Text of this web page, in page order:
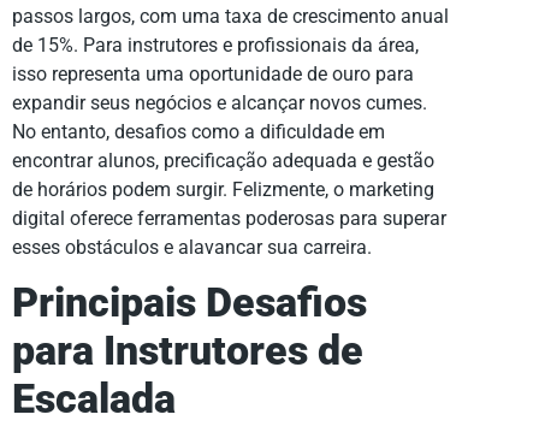
passos largos, com uma taxa de crescimento anual
de 15%. Para instrutores e profissionais da área,
isso representa uma oportunidade de ouro para
expandir seus negócios e alcançar novos cumes.
No entanto, desafios como a dificuldade em
encontrar alunos, precificação adequada e gestão
de horários podem surgir. Felizmente, o marketing
digital oferece ferramentas poderosas para superar
esses obstáculos e alavancar sua carreira.
Principais Desafios
para Instrutores de
Escalada